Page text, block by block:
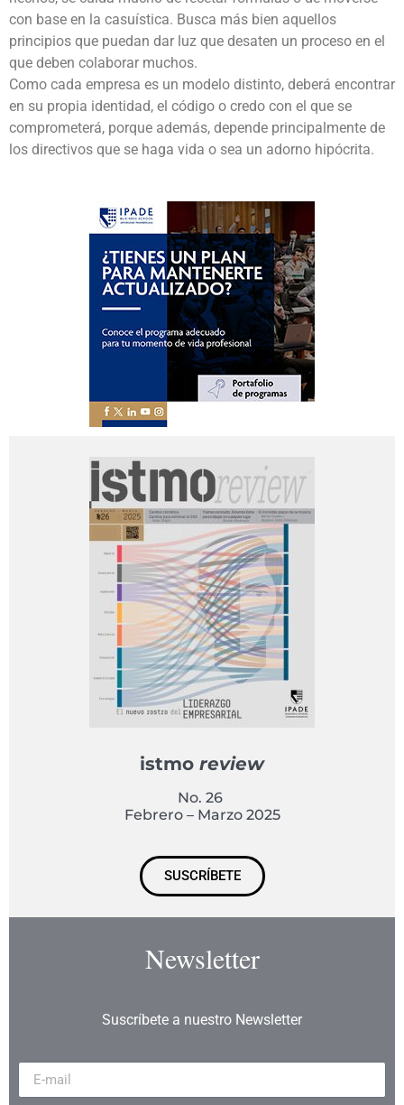
con base en la casuística. Busca más bien aquellos
principios que puedan dar luz que desaten un proceso en el
que deben colaborar muchos.
Como cada empresa es un modelo distinto, deberá encontrar
en su propia identidad, el código o credo con el que se
comprometerá, porque además, depende principalmente de
los directivos que se haga vida o sea un adorno hipócrita.
istmo review
No. 26
Febrero – Marzo 2025
SUSCRÍBETE
Newsletter
Suscríbete a nuestro Newsletter